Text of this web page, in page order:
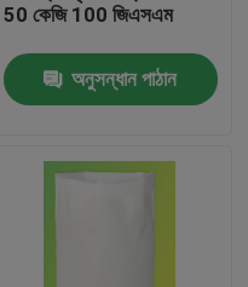
50 কেজি 100 জিএসএম
অনুসন্ধান পাঠান